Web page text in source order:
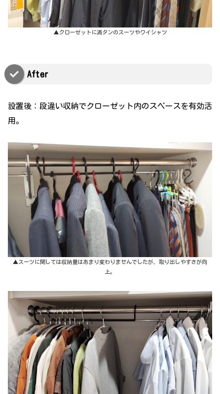
▲クローゼットに満タンのスーツやワイシャツ
After
設置後：段違い収納でクローゼット内のスペースを有効活
用。
▲スーツに関しては収納量はあまり変わりませんでしたが、取り出しやすさが向
上。